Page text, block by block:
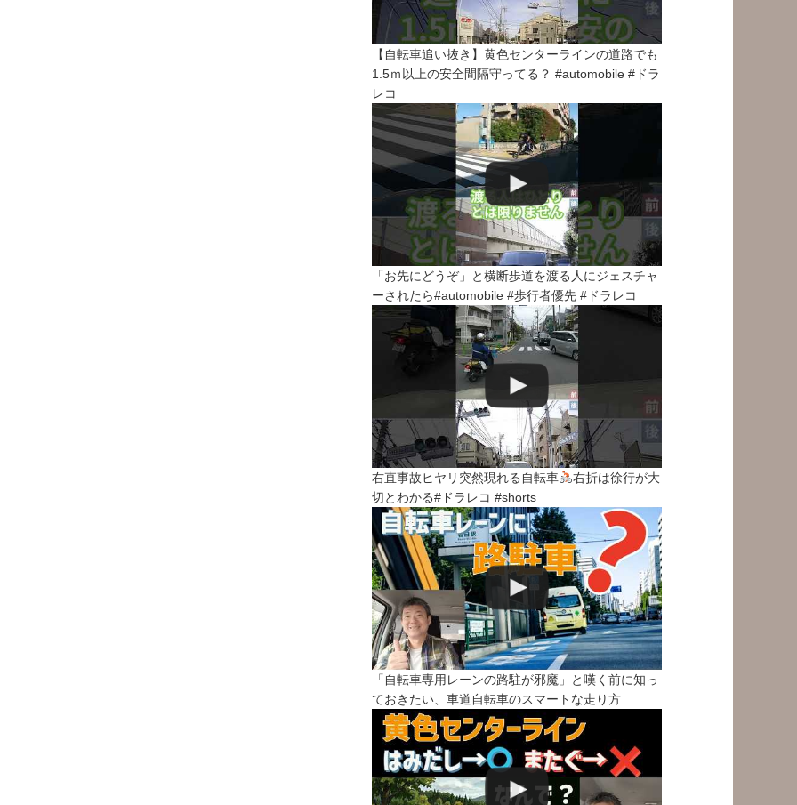
【自転車追い抜き】黄色センターラインの道路でも
1.5ｍ以上の安全間隔守ってる？ #automobile #ドラ
レコ
「お先にどうぞ」と横断歩道を渡る人にジェスチャ
ーされたら#automobile #歩行者優先 #ドラレコ
右直事故ヒヤリ突然現れる自転車
右折は徐行が大
切とわかる#ドラレコ #shorts
「自転車専用レーンの路駐が邪魔」と嘆く前に知っ
ておきたい、車道自転車のスマートな走り方